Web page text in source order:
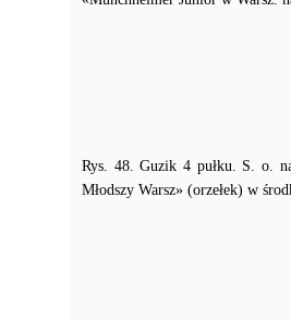
Rys. 48. Guzik 4 pułku. S. o.
Młodszy Warsz» (orzełek) w